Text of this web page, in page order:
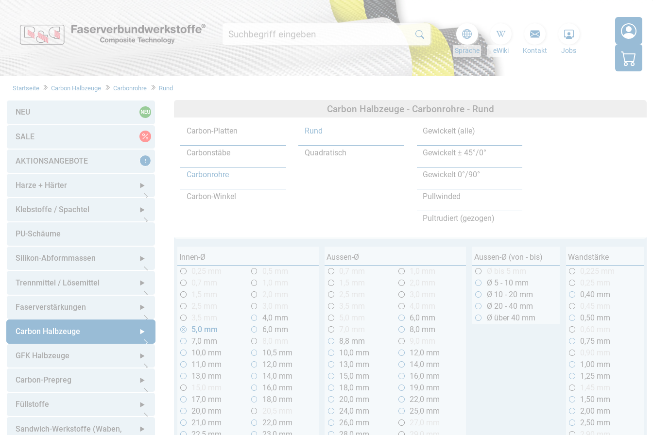
Sprache eWiki Kontakt Jobs
Startseite Carbon Halbzeuge Carbonrohre Rund
NEU
SALE
AKTIONSANGEBOTE
Harze + Härter
Untermenü öffnen
Klebstoffe / Spachtel
PU-Schäume
Silikon-Abformmassen
Untermenü öffnen
Trennmittel / Lösemittel
Untermenü öffnen
Faserverstärkungen
Untermenü öffnen
Carbon Halbzeuge
Untermenü öffnen
GFK Halbzeuge
Untermenü öffnen
Carbon-Prepreg
Untermenü öffnen
Füllstoffe
Untermenü öffnen
Sandwich-Werkstoffe (Waben,
Carbon Halbzeuge - Carbonrohre - Rund
Carbon-Platten
Carbonstäbe
Carbonrohre
Carbon-Winkel
Rund
Quadratisch
Gewickelt (alle)
Gewickelt ± 45°/0°
Gewickelt 0°/90°
Pullwinded
Pultrudiert (gezogen)
Innen-Ø
4,0 mm
5,0 mm
6,0 mm
7,0 mm
10,0 mm
10,5 mm
11,0 mm
12,0 mm
13,0 mm
14,0 mm
16,0 mm
17,0 mm
18,0 mm
20,0 mm
21,0 mm
22,0 mm
Aussen-Ø
6,0 mm
8,0 mm
8,8 mm
10,0 mm
12,0 mm
13,0 mm
14,0 mm
15,0 mm
16,0 mm
18,0 mm
19,0 mm
20,0 mm
22,0 mm
24,0 mm
25,0 mm
26,0 mm
Aussen-Ø (von - bis)
Ø 5 - 10 mm
Ø 10 - 20 mm
Ø 20 - 40 mm
Ø über 40 mm
Wandstärke
0,40 mm
0,50 mm
0,75 mm
1,00 mm
1,25 mm
1,50 mm
2,00 mm
2,50 mm